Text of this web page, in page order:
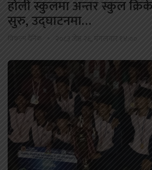
होली स्कुलमा अन्तर स्कुल
सुरु, उद्घाटनमा…
विकल्प दैनिक २०८३ जेष्ठ २६, मंगलवार १४:००